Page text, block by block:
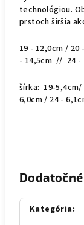
technológiou.
prstoch širšia
19 - 12,0cm /
- 14,5cm // 24 -
šírka: 19-5,4cm/
6,0cm / 24 -
Kategória: